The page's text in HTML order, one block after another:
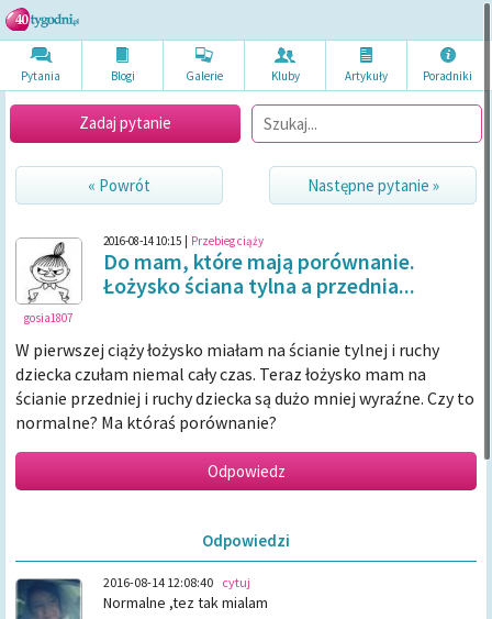
Pytania Blogi Galerie Kluby Artykuły Poradniki
Zadaj pytanie
« Powrót Następne pytanie »
gosia1807
2016-08-14 10:15 Przebieg ciąży
Do mam, które mają porównanie.
Łożysko ściana tylna a przednia...
W pierwszej ciąży łożysko miałam na ścianie tylnej i ruchy
dziecka czułam niemal cały czas. Teraz łożysko mam na
ścianie przedniej i ruchy dziecka są dużo mniej wyraźne. Czy to
normalne? Ma któraś porównanie?
Odpowiedzi
2016-08-14 12:08:40 cytuj
Normalne ,tez tak mialam